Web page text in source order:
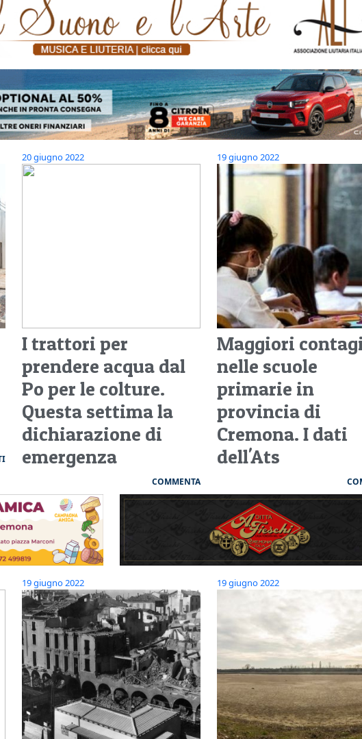
20 giugno 2022
I trattori per
prendere acqua dal
Po per le colture.
Questa settima la
dichiarazione di
emergenza
COMMENTA
19 giugno 2022
Maggiori
nelle scuole
primarie in
provincia di
Cremona. I dati
dell'Ats
19 giugno 2022 19 giugno 2022